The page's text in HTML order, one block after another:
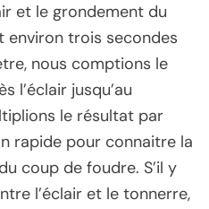
et le grondement du
environ trois secondes
nous comptions le
l’éclair jusqu’au
le résultat par
rapide pour connaitre la
coup de foudre. S’il y
l’éclair et le tonnerre,